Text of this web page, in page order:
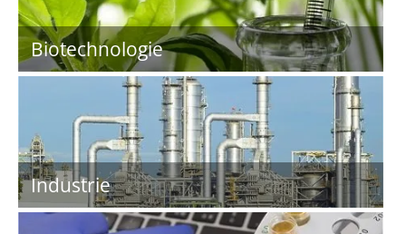
Biotechnologie
Industrie